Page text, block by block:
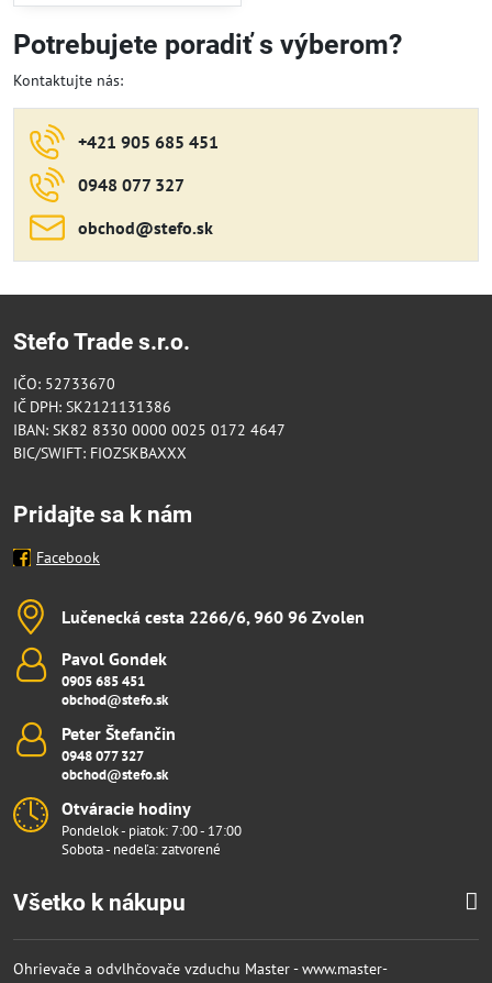
Potrebujete poradiť s výberom?
Kontaktujte nás:
+421 905 685 451
0948 077 327
obchod​@stefo​.sk
Stefo Trade s.r.o.
IČO: 52733670
IČ DPH: SK2121131386
IBAN: SK82 8330 0000 0025 0172 4647
BIC/SWIFT: FIOZSKBAXXX
Pridajte sa k nám
Facebook
Lučenecká cesta 2266/6, 960 96 Zvolen
Pavol Gondek
0905 685 451
obchod@stefo.sk
Peter Štefančin
0948 077 327
obchod@stefo.sk
Otváracie hodiny
Pondelok - piatok: 7:00 - 17:00
Sobota - nedeľa: zatvorené
Všetko k nákupu
Ohrievače a odvlhčovače vzduchu Master - www.master-